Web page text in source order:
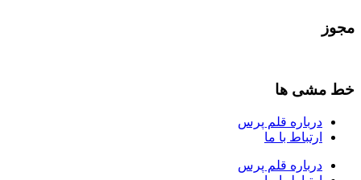
مجوز
خط مشی ها
درباره قلم پرس
ارتباط با ما
درباره قلم پرس